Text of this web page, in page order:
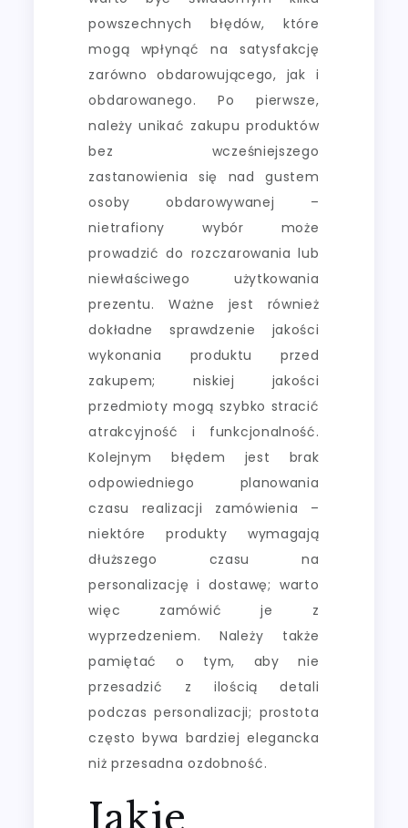
powszechnych błędów, które
mogą wpłynąć na satysfakcję
zarówno obdarowującego, jak i
obdarowanego. Po pierwsze,
należy unikać zakupu produktów
bez wcześniejszego
zastanowienia się nad gustem
osoby obdarowywanej –
nietrafiony wybór może
prowadzić do rozczarowania lub
niewłaściwego użytkowania
prezentu. Ważne jest również
dokładne sprawdzenie jakości
wykonania produktu przed
zakupem; niskiej jakości
przedmioty mogą szybko stracić
atrakcyjność i funkcjonalność.
Kolejnym błędem jest brak
odpowiedniego planowania
czasu realizacji zamówienia –
niektóre produkty wymagają
dłuższego czasu na
personalizację i dostawę; warto
więc zamówić je z
wyprzedzeniem. Należy także
pamiętać o tym, aby nie
przesadzić z ilością detali
podczas personalizacji; prostota
często bywa bardziej elegancka
niż przesadna ozdobność.
Jakie